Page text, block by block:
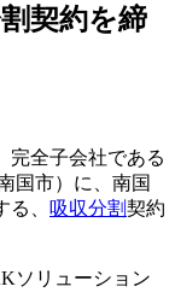
契約を締
完全子会社である
国市）に、南国
、 吸収分割契約
ソリューション